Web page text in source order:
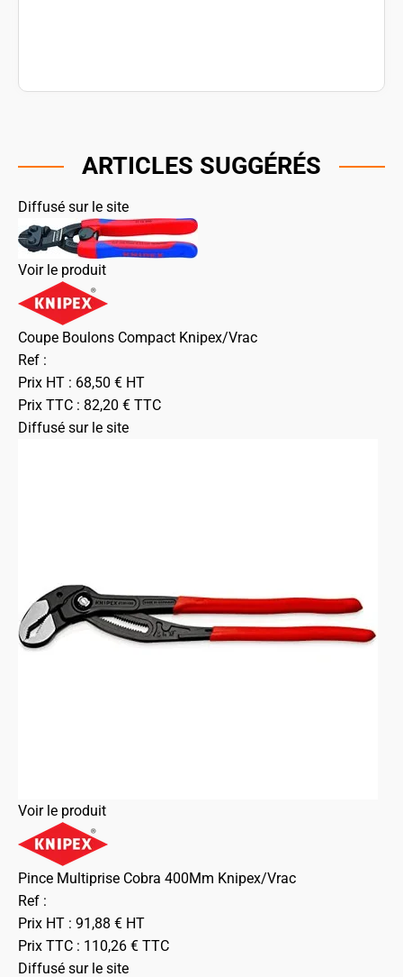
ARTICLES SUGGÉRÉS
Diffusé sur le site
Voir le produit
Coupe Boulons Compact Knipex/Vrac
Ref :
Prix HT : 68,50 € HT
Prix TTC : 82,20 € TTC
Diffusé sur le site
Voir le produit
Pince Multiprise Cobra 400Mm Knipex/Vrac
Ref :
Prix HT : 91,88 € HT
Prix TTC : 110,26 € TTC
Diffusé sur le site